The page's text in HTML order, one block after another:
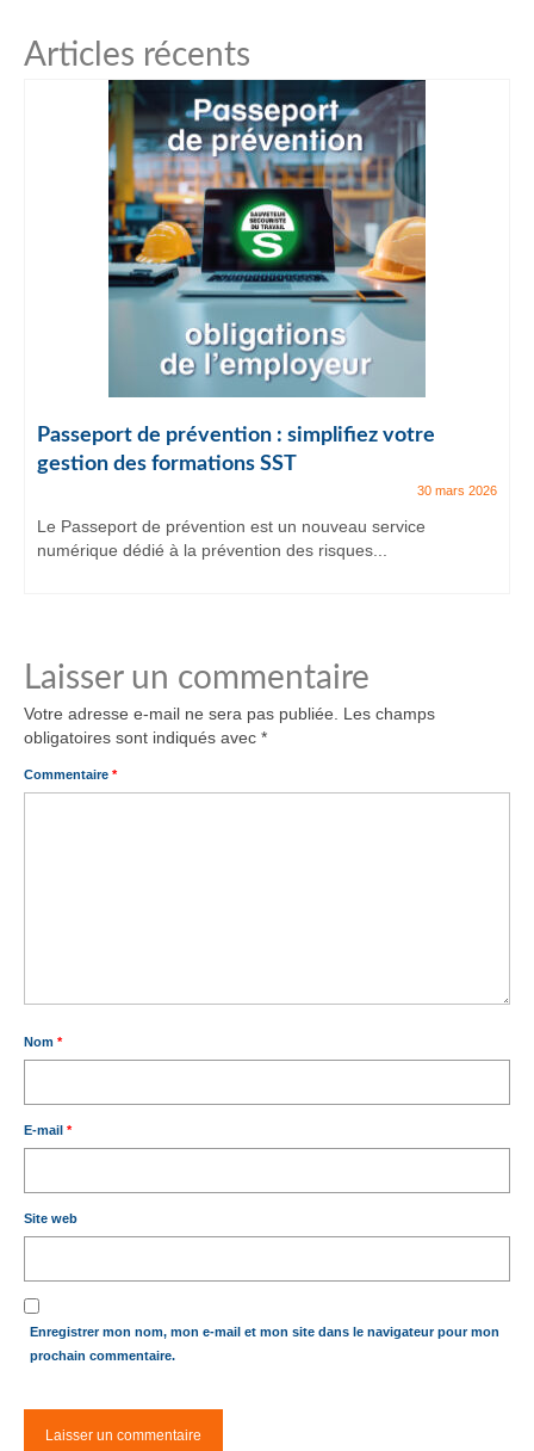
Articles récents
Passeport de prévention : simplifiez votre
gestion des formations SST
30 mars 2026
Le Passeport de prévention est un nouveau service
numérique dédié à la prévention des risques...
Laisser un commentaire
Votre adresse e-mail ne sera pas publiée.
Les champs
obligatoires sont indiqués avec *
Commentaire *
Nom *
E-mail *
Site web
Enregistrer mon nom, mon e-mail et mon site dans le navigateur pour mon
prochain commentaire.